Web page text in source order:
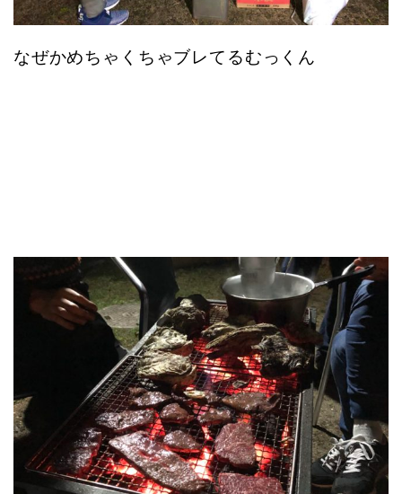
なぜかめちゃくちゃブレてるむっくん